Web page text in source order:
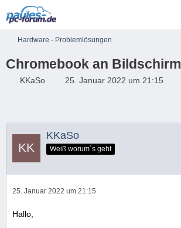
Hardware - Problemlösungen
Chromebook an Bildschirm
KKaSo 25. Januar 2022 um 21:15
KKaSo
Weiß worum´s geht
25. Januar 2022 um 21:15
Hallo,